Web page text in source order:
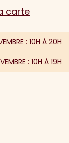
carte
: 10H À 20H
: 10H À 19H